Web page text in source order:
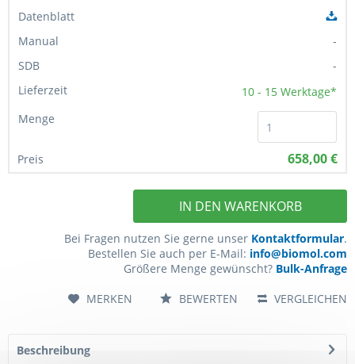
-
-
10 - 15 Werktage*
658,00 €
IN DEN WARENKORB
Bei Fragen nutzen Sie gerne unser Kontaktformular.
Bestellen Sie auch per E-Mail: info@biomol.com
Größere Menge gewünscht? Bulk-Anfrage
VERGLEICHEN
MERKEN BEWERTEN
Beschreibung